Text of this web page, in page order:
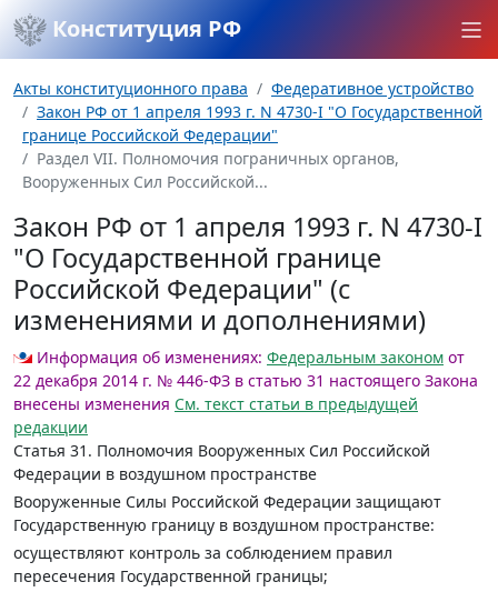
Конституция РФ
Акты конституционного права
Федеративное устройство
Закон РФ от 1 апреля 1993 г. N 4730-I "О Государственной
границе Российской Федерации"
Раздел VII. Полномочия пограничных органов,
Вооруженных Сил Российской...
Закон РФ от 1 апреля 1993 г. N 4730-I
"О Государственной границе
Российской Федерации" (с
изменениями и дополнениями)
Информация об изменениях: Федеральным законом от
22 декабря 2014 г. № 446-ФЗ в статью 31 настоящего Закона
внесены изменения См. текст статьи в предыдущей
редакции
Статья 31. Полномочия Вооруженных Сил Российской
Федерации в воздушном пространстве
Вооруженные Силы Российской Федерации защищают
Государственную границу в воздушном пространстве:
осуществляют контроль за соблюдением правил
пересечения Государственной границы;